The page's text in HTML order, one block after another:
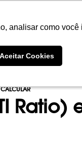
analisar como
Aceitar Cookies
analisar como
Aceitar Cookies
Ratio)